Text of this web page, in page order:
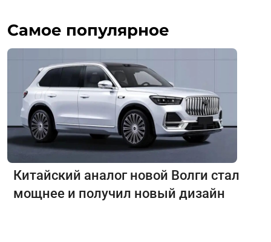
Самое популярное
Китайский аналог новой Волги стал
мощнее и получил новый дизайн